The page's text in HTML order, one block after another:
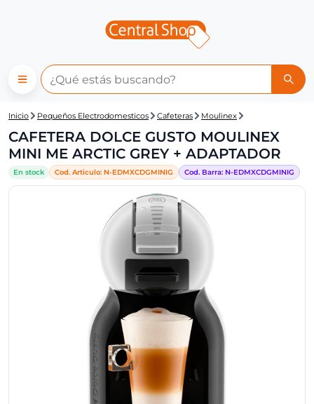
Central Shop: CAFETERA
Inicio Pequeños Electrodomesticos Cafeteras Moulinex
CAFETERA DOLCE GUSTO MOULINEX
MINI ME ARCTIC GREY + ADAPTADOR
En stock Cod. Articulo: N-EDMXCDGMINIG Cod. Barra: N-EDMXCDGMINIG